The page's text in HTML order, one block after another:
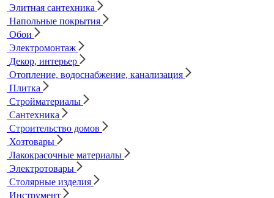
Элитная сантехника
Напольные покрытия
Обои
Электромонтаж
Декор, интерьер
Отопление, водоснабжение, канализация
Плитка
Стройматериалы
Сантехника
Строительство домов
Хозтовары
Лакокрасочные материалы
Электротовары
Столярные изделия
Инструмент